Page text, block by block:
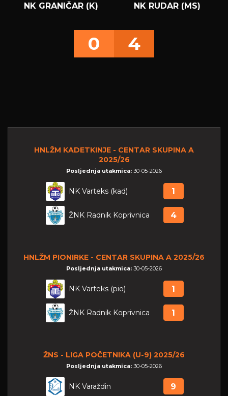
NK GRANIČAR (K) NK RUDAR (MS)
0 4
HNLŽM KADETKINJE - CENTAR SKUPINA A
2025/26
Posljednja utakmica: 30-05-2026
NK Varteks (kad) 1
ŽNK Radnik Koprivnica 4
HNLŽM PIONIRKE - CENTAR SKUPINA A 2025/26
Posljednja utakmica: 30-05-2026
NK Varteks (pio) 1
ŽNK Radnik Koprivnica 1
ŽNS - LIGA POČETNIKA (U-9) 2025/26
Posljednja utakmica: 30-05-2026
NK Varaždin 9